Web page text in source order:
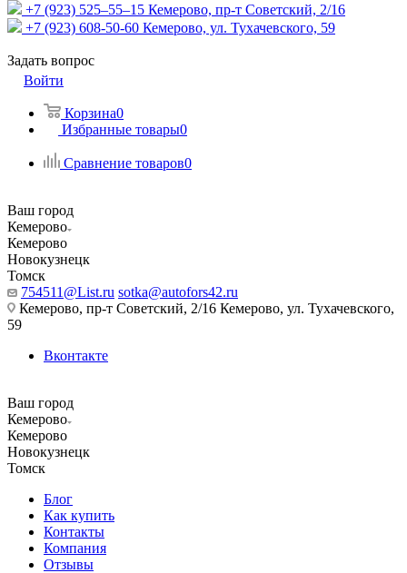
+7 (923) 525–55–15 Кемерово, пр-т Советский, 2/16
+7 (923) 608-50-60 Кемерово, ул. Тухачевского, 59
Задать вопрос
Войти
Корзина0
Избранные товары0
Сравнение товаров0
Ваш город
Кемерово
Кемерово
Новокузнецк
Томск
754511@List.ru sotka@autofors42.ru
Кемерово, пр-т Советский, 2/16 Кемерово, ул. Тухачевского,
59
Вконтакте
Ваш город
Кемерово
Кемерово
Новокузнецк
Томск
Блог
Как купить
Контакты
Компания
Отзывы